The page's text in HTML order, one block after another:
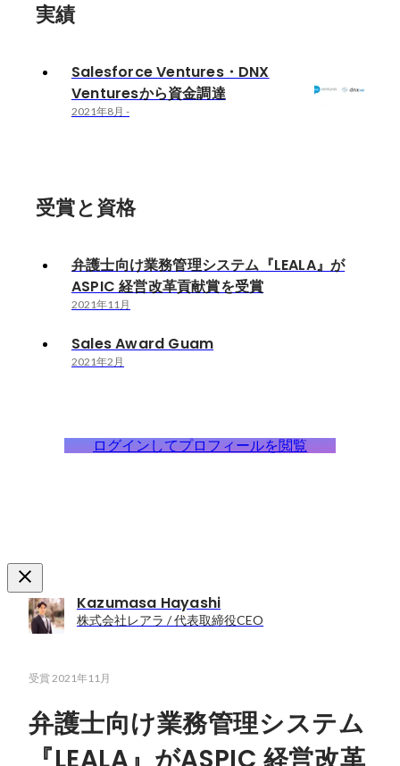
実績
Salesforce Ventures・DNX
Venturesから資金調達
2021年8月 -
受賞と資格
弁護士向け業務管理システム『LEALA』が
ASPIC 経営改革貢献賞を受賞
2021年11月
Sales Award Guam
2021年2月
ログインしてプロフィールを閲覧
Kazumasa Hayashi
株式会社レアラ / 代表取締役CEO
受賞2021年11月
弁護士向け業務管理システム